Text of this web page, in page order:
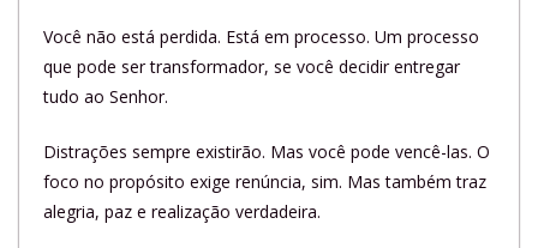
Você não está perdida. Está em processo. Um processo
que pode ser transformador, se você decidir entregar
tudo ao Senhor.
Distrações sempre existirão. Mas você pode vencê-las. O
foco no propósito exige renúncia, sim. Mas também traz
alegria, paz e realização verdadeira.